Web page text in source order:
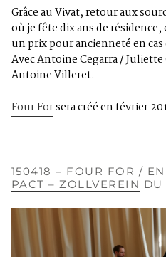
Grâce au Vivat, retour aux
où je fête dix ans de
un prix pour ancienneté en
Avec Antoine Cegarra /
Antoine Villeret.
Four Forsera créé en février
150418 – FOUR FOR /
PACT – ZOLLVEREIN DU